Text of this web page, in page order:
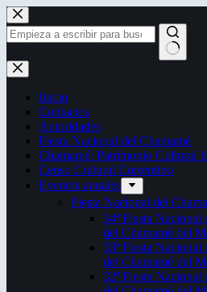
Saltar
al
contenido
Sin
resultados
Inicio
Contactos
Autoridades
Fiesta Nacional del Chamamé
Chamamé: Patrimonio Cultural
Censo Cultural Correntino
Eventos anuales
Fiesta Nacional del
34ª Fiesta Nacional
del Chamamé del
33ª Fiesta Nacional
del Chamamé del
32ª Fiesta Nacional